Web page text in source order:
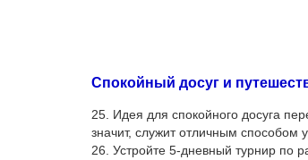
Спокойный досуг и
25. Идея для спокойного досуга
значит, служит отличным способом
26. Устройте 5-дневный турнир по